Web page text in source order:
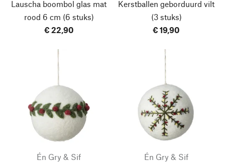
Lauscha boombol glas mat
rood 6 cm (6 stuks)
€ 22,90
Kerstballen geborduurd vilt
(3 stuks)
€ 19,90
Én Gry & Sif
Én Gry & Sif